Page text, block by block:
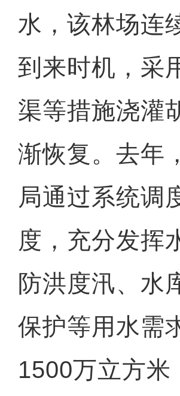
水，该林场连
到来时机，采
渠等措施浇灌
渐恢复。去年
局通过系统调
度，充分发挥
防洪度汛、水
保护等用水需
1500万立方